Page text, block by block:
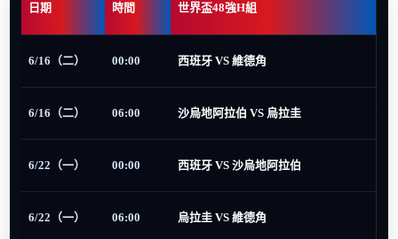
日期 時間 世界盃48強H組
6/16（二） 00:00 西班牙 VS 維德角
6/16（二） 06:00 沙烏地阿拉伯 VS 烏拉圭
6/22（一） 00:00 西班牙 VS 沙烏地阿拉伯
6/22（一） 06:00 烏拉圭 VS 維德角